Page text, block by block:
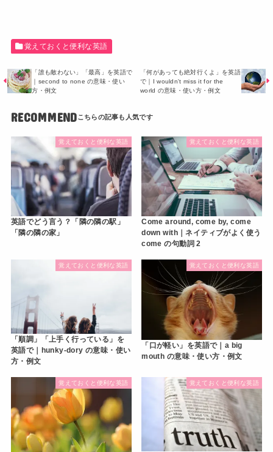
覚えておくと便利な英語
「誰も敵わない」「最高」を英語で
｜second to none の意味・使い
方・例文
「何があっても絶対行くよ」を英語
で｜I wouldn't miss it for the
world の意味・使い方・例文
RECOMMEND
覚えておくと便利な英語
英語でどう言う？「隣の隣の駅」
「隣の隣の家」
覚えておくと便利な英語
Come around, come by, come
down with｜ネイティブがよく使う
come の句動詞 2
覚えておくと便利な英語
「順調」「上手く行っている」を
英語で｜hunky-dory の意味・使い
方・例文
覚えておくと便利な英語
「口が軽い」を英語で｜a big
mouth の意味・使い方・例文
覚えておくと便利な英語 覚えておくと便利な英語